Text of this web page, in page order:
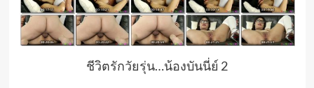
ชีวิตรักวัยรุ่น…น้องบันนี่ย์ 2